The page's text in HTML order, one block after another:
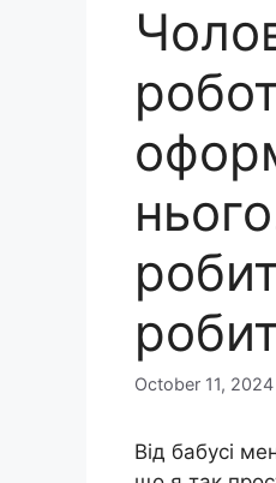
October 11, 2024
Від бабусі